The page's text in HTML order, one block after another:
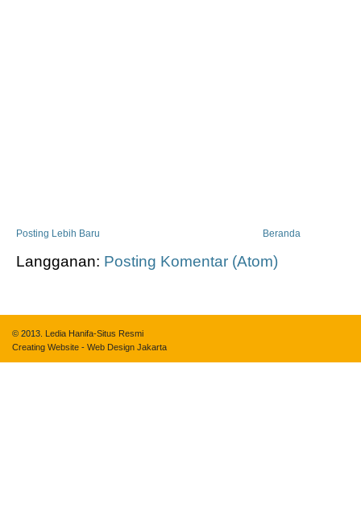
Posting Lebih Baru Beranda
Langganan: Posting Komentar (Atom)
© 2013. Ledia Hanifa-Situs Resmi
Creating Website - Web Design Jakarta